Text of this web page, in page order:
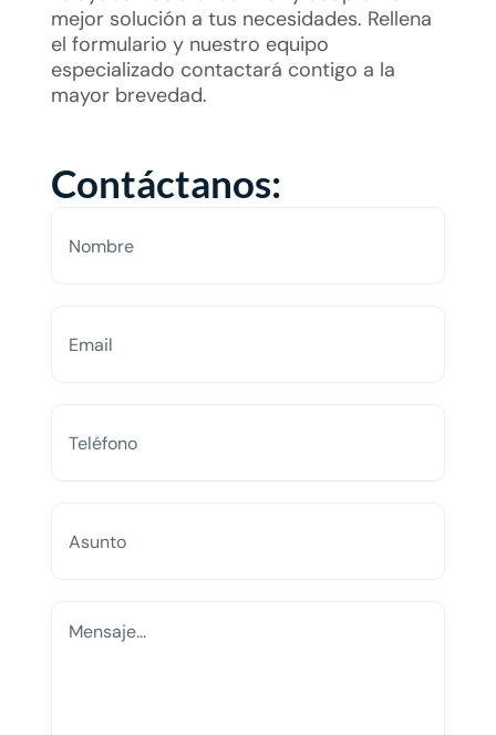
mejor solución a tus necesidades. Rellena
el formulario y nuestro equipo
especializado contactará contigo a la
mayor brevedad.
Contáctanos: